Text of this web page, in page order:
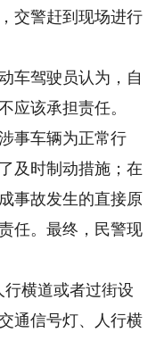
交警赶到现场进行
车驾驶员认为，自
应该承担责任。
事车辆为正常行
及时制动措施；在
事故发生的直接原
任。最终，民警现
横道或者过街设
通信号灯、人行横